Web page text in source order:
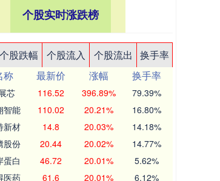
个股实时涨跌榜
个股跌幅 个股流入 个股流出
换手率
称 最新价 涨幅
换手率
芯 116.52 396.89% 79.39%
智能 110.02 20.21% 16.80%
新材 14.8 20.03% 14.18%
股份 20.44 20.02% 14.77%
蛋白 46.72 20.01% 5.62%
医药 61.6 20.01% 6.12%